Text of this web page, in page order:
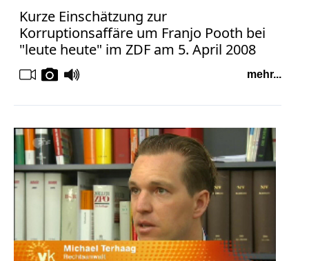
Kurze Einschätzung zur
Korruptionsaffäre um Franjo Pooth bei
"leute heute" im ZDF am 5. April 2008
mehr...